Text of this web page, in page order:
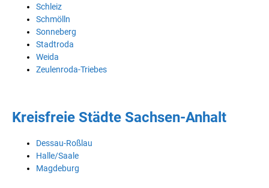
Schleiz
Schmölln
Sonneberg
Stadtroda
Weida
Zeulenroda-Triebes
Kreisfreie Städte Sachsen-Anhalt
Dessau-Roßlau
Halle/Saale
Magdeburg